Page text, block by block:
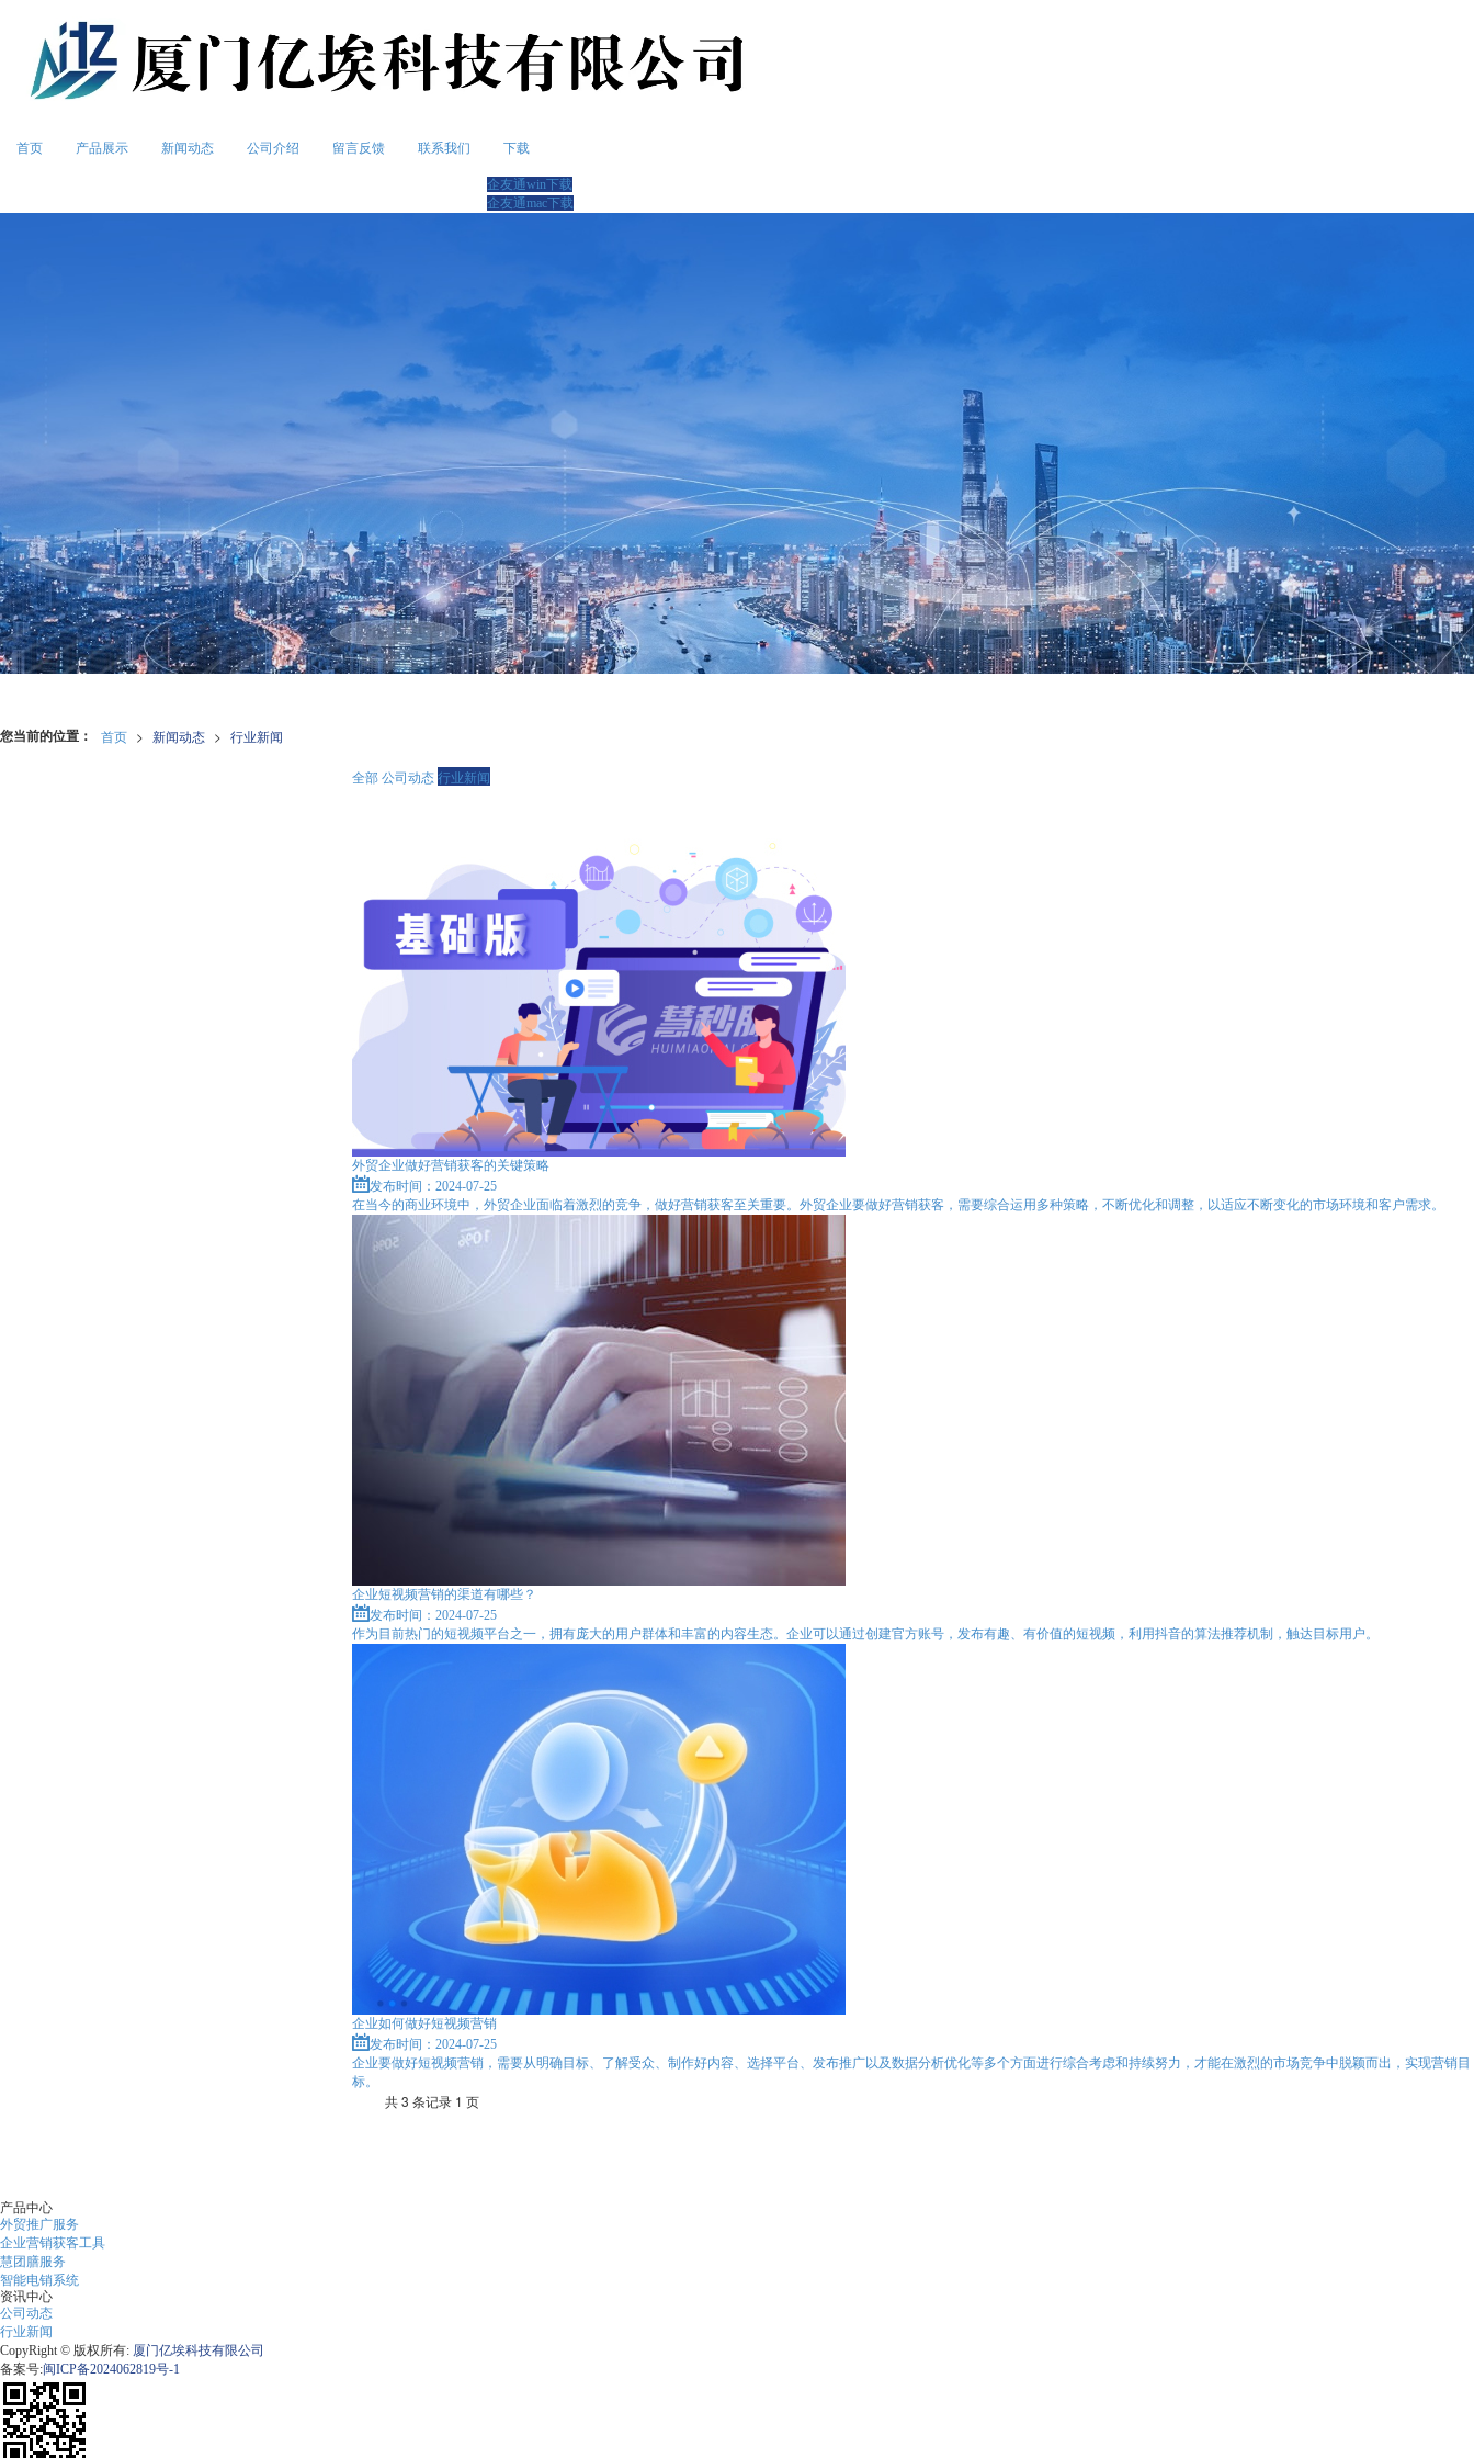
首页 产品展示 新闻动态 公司介绍 留言反馈 联系我们 下载
企友通win下载
企友通mac下载
您当前的位置： 首页 > 新闻动态 > 行业新闻
全部公司动态行业新闻
外贸企业做好营销获客的关键策略
发布时间：2024-07-25
在当今的商业环境中，外贸企业面临着激烈的竞争，做好营销获客至关重要。外贸企业要做好营销获客，需要综合运用多种策略，不断优化和调整，以适应不断变化的市场环境和客户需求。
企业短视频营销的渠道有哪些？
发布时间：2024-07-25
作为目前热门的短视频平台之一，拥有庞大的用户群体和丰富的内容生态。企业可以通过创建官方账号，发布有趣、有价值的短视频，利用抖音的算法推荐机制，触达目标用户。
企业如何做好短视频营销
发布时间：2024-07-25
企业要做好短视频营销，需要从明确目标、了解受众、制作好内容、选择平台、发布推广以及数据分析优化等多个方面进行综合考虑和持续努力，才能在激烈的市场竞争中脱颖而出，实现营销目
标。
共 3 条记录 1 页
产品中心
外贸推广服务
企业营销获客工具
慧团膳服务
智能电销系统
资讯中心
公司动态
行业新闻
CopyRight © 版权所有: 厦门亿埃科技有限公司
备案号:闽ICP备2024062819号-1